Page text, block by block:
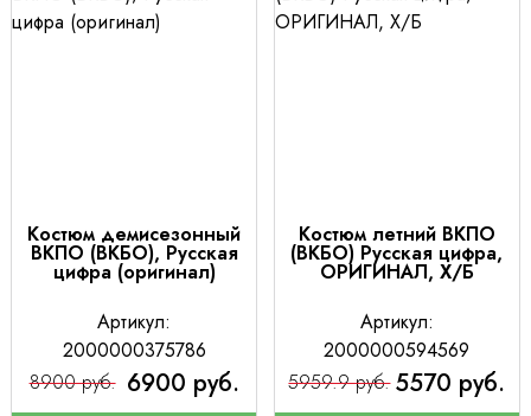
Костюм демисезонный
ВКПО (ВКБО), Русская
цифра (оригинал)
Артикул:
2000000375786
8900 руб. 6900 руб.
Костюм летний ВКПО
(ВКБО) Русская цифра,
ОРИГИНАЛ, Х/Б
Артикул:
2000000594569
5959.9 руб. 5570 руб.